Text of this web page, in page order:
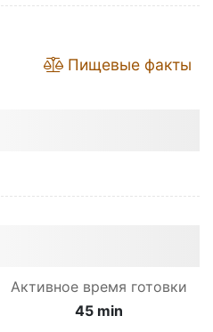
Пищевые факты
Активное время готовки
45 min